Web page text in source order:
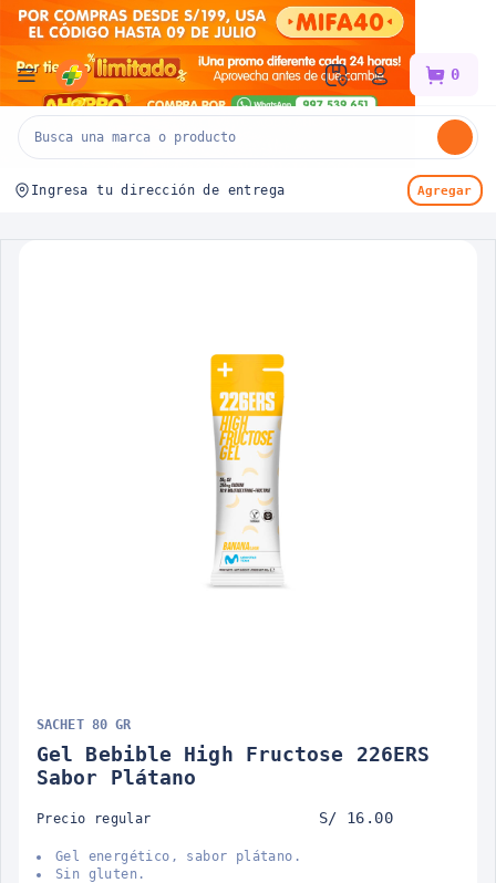
Mifarma 0
Ingresa tu dirección de entrega Agregar
SACHET 80 GR
Gel Bebible High Fructose 226ERS
Sabor Plátano
Precio regular S/ 16.00
Gel energético, sabor plátano.
Sin gluten.